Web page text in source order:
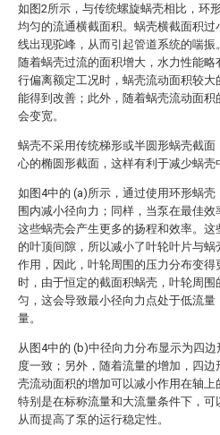
如图2所示，与传统螺旋蜗壳相比，环
均匀的流通横截面积。蜗壳横截面积过
线出现驼峰，从而引起管道系统的喘振
随着蜗壳过流的面积增大，水力性能略
行偏离额定工况时，蜗壳流动面积较大
能得到改善；此外，随着蜗壳流动面积
会变宽。
蜗壳不采用传统梯形或半圆形蜗壳截面
心的椭圆形截面，这样有利于减少蜗壳
如图4中的 (a)所示，通过使用环形蜗壳
围内减小径向力；同样，当泵在最佳效
这些蜗壳会产生更多的扬程和效率。这
的叶顶间隙，所以减小了叶轮叶片与蜗
作用，因此，叶轮周围的压力分布变得
时，由于恒定的截面积蜗壳，叶轮周围
匀，这会导致最小径向力点处于低流量
量。
从图4中的 (b)中径向力分布显示为四边
度一致；另外，随着流量的增加，四
壳流动面积的增加可以减小作用在轴上
特别是在标称流量和大流量条件下，可
从而提高了泵的运行稳定性。